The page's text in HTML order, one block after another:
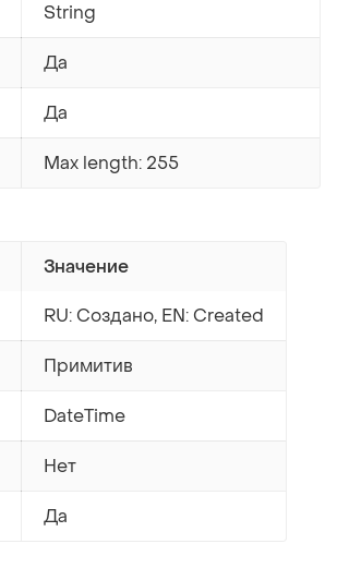
String
Да
Да
Max length: 255
Значение
RU: Создано, EN: Created
Примитив
DateTime
Нет
Да